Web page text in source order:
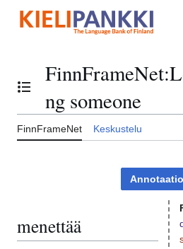
sisältöön
Vaihda sisällysluettelo
FinnFrameNet:
ng someone
FinnFrameNet Keskustelu
menettää